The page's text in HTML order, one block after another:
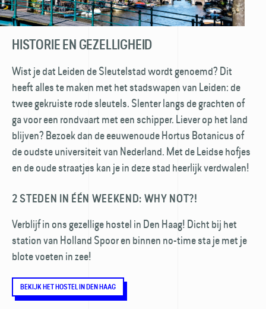
HISTORIE EN GEZELLIGHEID
Wist je dat Leiden de Sleutelstad wordt genoemd? Dit
heeft alles te maken met het stads­wapen van Leiden: de
twee gekruiste rode sleutels. Slenter langs de grachten of
ga voor een rondvaart met een schipper. Liever op het land
blijven? Bezoek dan de eeuwen­oude Hortus Botanicus of
de oudste universiteit van Nederland. Met de Leidse hofjes
en de oude straatjes kan je in deze stad heerlijk verdwalen!
2 STEDEN IN ÉÉN WEEKEND: WHY NOT?!
Verblijf in ons gezellige hostel in Den Haag! Dicht bij het
station van Holland Spoor en binnen no-time sta je met je
blote voeten in zee!
BEKIJK HET HOSTEL IN DEN HAAG